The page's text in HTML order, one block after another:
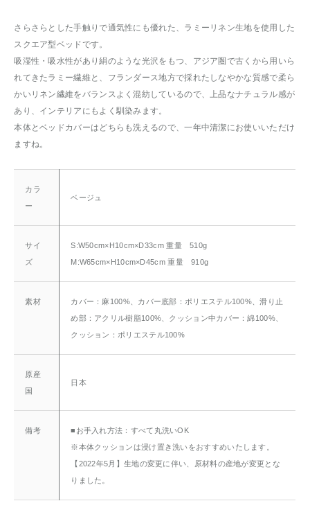
さらさらとした手触りで通気性にも優れた、ラミーリネン生地を使用した
スクエア型ベッドです。
吸湿性・吸水性があり絹のような光沢をもつ、アジア圏で古くから用いら
れてきたラミー繊維と、フランダース地方で採れたしなやかな質感で柔ら
かいリネン繊維をバランスよく混紡しているので、上品なナチュラル感が
あり、インテリアにもよく馴染みます。
本体とベッドカバーはどちらも洗えるので、一年中清潔にお使いいただけ
ますね。
カラ
ー
ベージュ
サイ
ズ
S:W50cm×H10cm×D33cm 重量 510g
M:W65cm×H10cm×D45cm 重量 910g
素材
カバー：麻100%、カバー底部：ポリエステル100%、滑り止
め部：アクリル樹脂100%、クッション中カバー：綿100%、
クッション：ポリエステル100%
原産
国
日本
備考
■お手入れ方法：すべて丸洗いOK
※本体クッションは浸け置き洗いをおすすめいたします。
【2022年5月】生地の変更に伴い、原材料の産地が変更とな
りました。